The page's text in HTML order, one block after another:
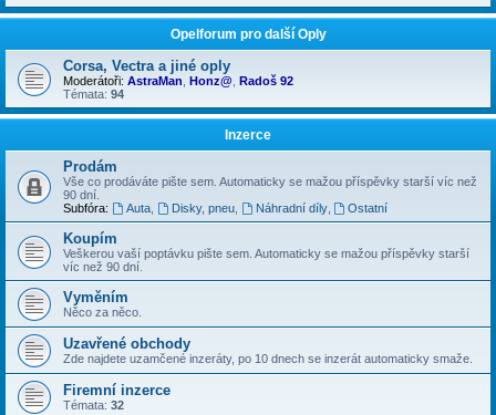
Opelforum pro další Oply
Corsa, Vectra a jiné oply
Moderátoři: AstraMan Honz@ Radoš 92
Témata: 94
Inzerce
Prodám
Vše co prodáváte pište sem. Automaticky se mažou příspěvky starší víc než
90 dní.
Subfóra:
Auta, Disky, pneu, Náhradní díly, Ostatní
Koupím
Veškerou vaší poptávku pište sem. Automaticky se mažou příspěvky starší
víc než 90 dní.
Vyměním
Něco za něco.
Uzavřené obchody
Zde najdete uzamčené inzeráty, po 10 dnech se inzerát automaticky smaže.
Firemní inzerce
Témata: 32